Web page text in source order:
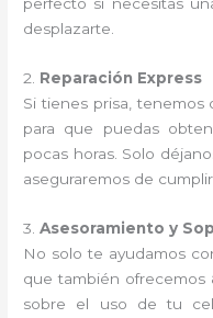
desplazarte.
2. Reparación Express
Si tienes prisa, tenemos
para que puedas
pocas horas. Solo
aseguraremos de
3.Asesoramiento y
No solo te ayudamos
que también ofrecemos
sobre el uso de tu